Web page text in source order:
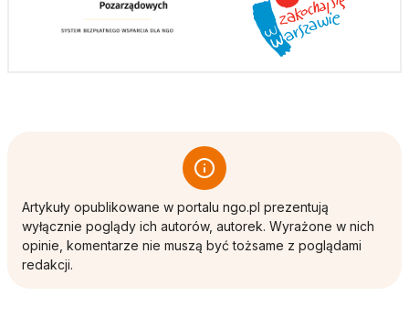
Artykuły opublikowane w portalu ngo.pl prezentują
wyłącznie poglądy ich autorów, autorek. Wyrażone w nich
opinie, komentarze nie muszą być tożsame z poglądami
redakcji.